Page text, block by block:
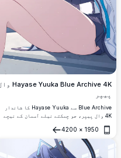
Hayase Yuuka Blue Archive 4K وال
پیپر
Blue Archive سے Hayase Yuuka کا شاندار
4K وال پیپر، جو چمکتے نیلے آسمان کے نیچے
Science School کی وردی میں ٹیل ٹائی کے
ساتھ، ہاتھ میں ایک ڈیوائس تھامے ہوئے اور
سر کے اوپر چمکتے ہالے کے ساتھ ہیں۔
1950
×
4200
کھولیں